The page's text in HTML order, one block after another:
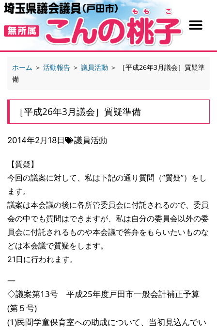
ホーム ＞ 活動報告 ＞ 議員活動 ＞
［平成26年3月議会］質疑準
備
［平成26年3月議会］質疑準備
2014年2月18日 議員活動
【質疑】
今回の議案に対して、私は下記の通り質問（”質疑”）をし
ます。
議案は本会議の後に各所管委員会に付託されるので、委員
会の中でも質問はできますが、私は自分の委員会以外の委
員会に付託される ものや本会議で答弁をもらいたいものな
どは本会議で質疑をします。
21日に行われます。
—
◇議案第13号 平成25年度戸田市一般会計補正予算
(第５号)
(1)民間学童保育室への助成について、当初見込んでい